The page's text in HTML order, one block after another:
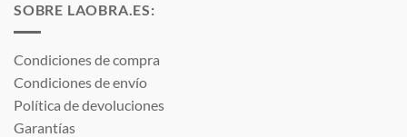
SOBRE LAOBRA.ES:
Condiciones de compra
Condiciones de envío
Política de devoluciones
Garantías